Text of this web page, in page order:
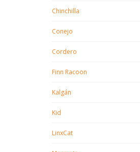
Chinchilla
Conejo
Cordero
Finn Racoon
Kalgán
Kid
LinxCat